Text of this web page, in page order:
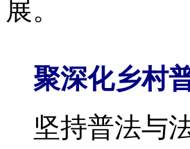
展。
聚深化乡村
坚持普法与